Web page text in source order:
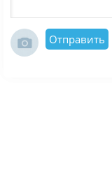
Отправить